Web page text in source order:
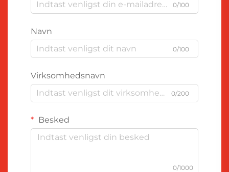
0/100
Navn
0/100
Virksomhedsnavn
0/200
Besked
0/1000